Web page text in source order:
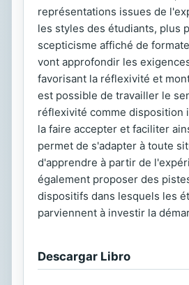
représentations issues de
les styles des étudiants, plus
scepticisme affiché de
vont approfondir les
favorisant la réflexivité et
est possible de travailler le
réflexivité comme disposition
la faire accepter et faciliter
permet de s'adapter à toute
d'apprendre à partir de
également proposer des
dispositifs dans lesquels les
parviennent à investir la
Descargar Libro